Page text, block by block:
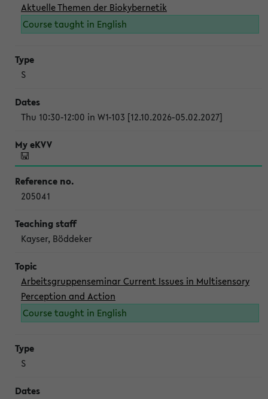
Aktuelle Themen der Biokybernetik
Course taught in English
S
Thu 10:30-12:00 in W1-103 [12.10.2026-05.02.2027]
205041
Kayser, Böddeker
Arbeitsgruppenseminar Current Issues in Multisensory
Perception and Action
Course taught in English
S